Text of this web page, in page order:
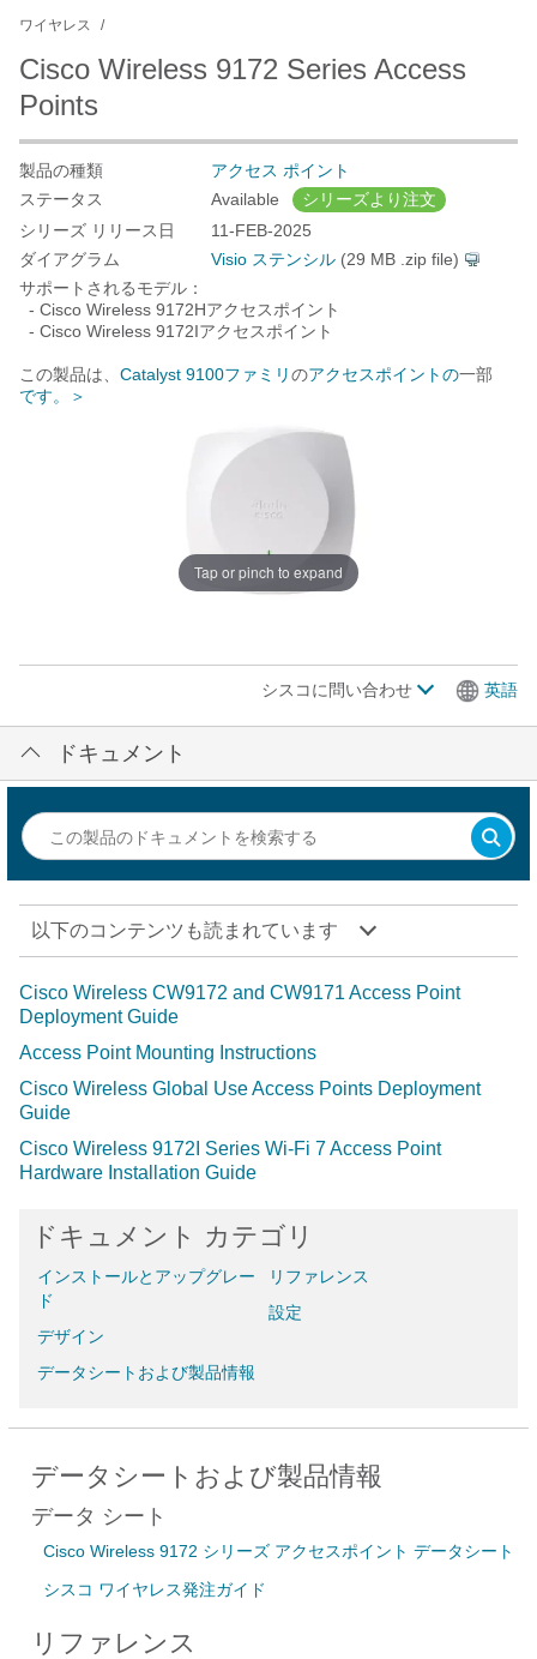
ワイヤレス
Cisco Wireless 9172 Series Access
Points
製品の種類
アクセス ポイント
ステータス
Available
シリーズより注文
シリーズ リリース日
11-FEB-2025
ダイアグラム
Visio ステンシル (29 MB .zip file)
サポートされるモデル：
- Cisco Wireless 9172Hアクセスポイント
- Cisco Wireless 9172Iアクセスポイント
この製品は、 Catalyst 9100ファミリのアクセスポイントの一部
です。
＞
Tap or pinch to expand
シスコに問い合わせ 英語
ドキュメント
以下のコンテンツも読まれています
Cisco Wireless CW9172 and CW9171 Access Point
Deployment Guide
Access Point Mounting Instructions
Cisco Wireless Global Use Access Points Deployment
Guide
Cisco Wireless 9172I Series Wi-Fi 7 Access Point
Hardware Installation Guide
ドキュメント カテゴリ
インストールとアップグレー
ド
デザイン
データシートおよび製品情報
リファレンス
設定
データシートおよび製品情報
データ シート
Cisco Wireless 9172 シリーズ アクセスポイント データシート
シスコ ワイヤレス発注ガイド
リファレンス